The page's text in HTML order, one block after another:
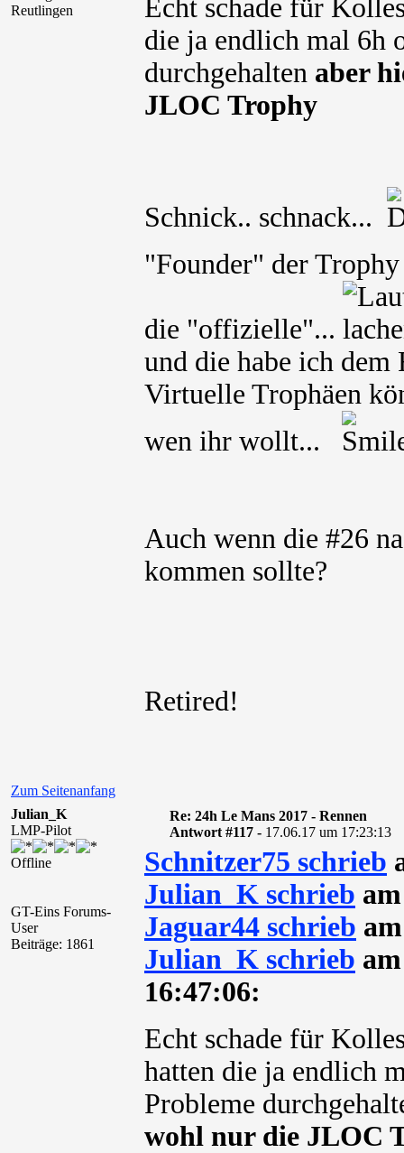
Reutlingen
Echt schade für
die ja endlich mal 6h
durchgehalten aber
JLOC Trophy
Schnick.. schnack...
"Founder" der
die "offizielle"...
und die habe ich dem
Virtuelle Trophäen
wen ihr wollt...
Auch wenn die #26
kommen sollte?
Retired!
Zum Seitenanfang
Julian_K
LMP-Pilot
Offline
GT-Eins Forums-
User
Beiträge: 1861
Re: 24h Le Mans 2017 - Rennen
Antwort #117 - 17.06.17 um 17:23:13
Schnitzer75 schrieb
Julian_K schrieb
Jaguar44 schrieb
Julian_K schrieb
16:47:06:
Echt schade für
hatten die ja endlich
Probleme
wohl nur die JLOC